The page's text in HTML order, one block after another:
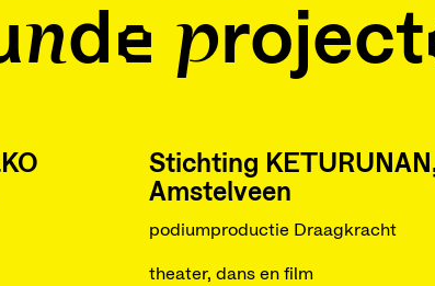
Stichting
Amstelveen
podiumproductie Draagkracht
theater, dans en film